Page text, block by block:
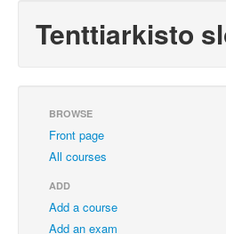
Tenttiarkisto
BROWSE
Front page
All courses
ADD
Add a course
Add an exam